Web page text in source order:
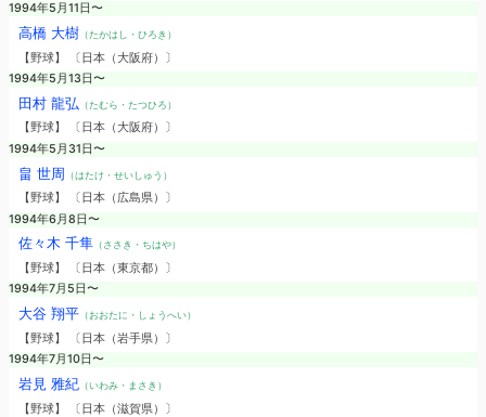
1994年5月11日〜
高橋 大樹（たかはし・ひろき）
【野球】 〔日本（大阪府）〕
1994年5月13日〜
田村 龍弘 （たむら・たつひろ）
【野球】 〔日本（大阪府）〕
1994年5月31日〜
畠 世周 （はたけ・せいしゅう）
【野球】 〔日本（広島県）〕
1994年6月8日〜
佐々木 千隼（ささき・ちはや）
【野球】 〔日本（東京都）〕
1994年7月5日〜
大谷 翔平（おおたに・しょうへい）
【野球】 〔日本（岩手県）〕
1994年7月10日〜
岩見 雅紀（いわみ・まさき）
【野球】 〔日本（滋賀県）〕